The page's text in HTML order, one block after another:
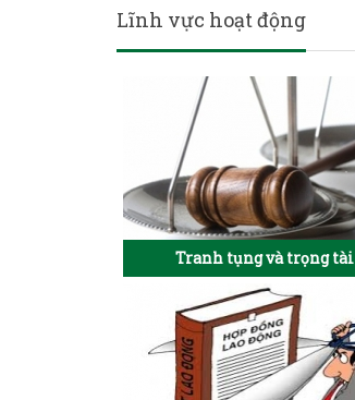
Lĩnh vực hoạt động
Tranh tụng và trọng tài